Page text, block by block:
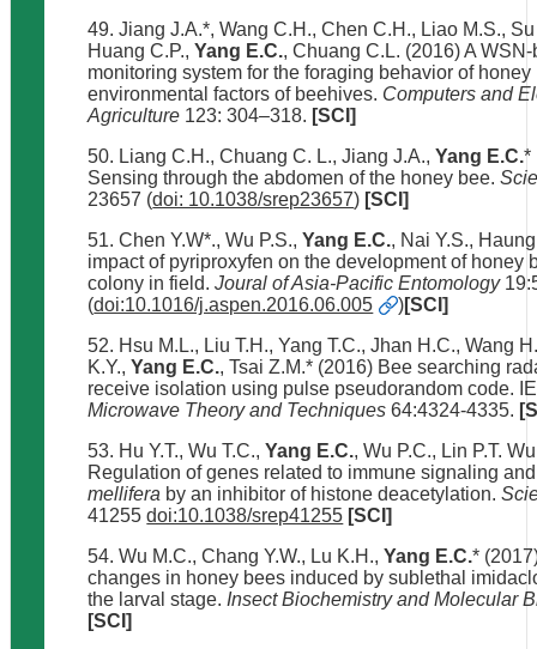
49. Jiang J.A.*, Wang C.H., Chen C.H., Liao M.S.,
Huang C.P.,Yang E.C., Chuang C.L. (2016) A
monitoring system for the foraging behavior of honey
environmental factors of beehives. Computers and
Agriculture 123: 304–318. [SCI]
50. Liang C.H., Chuang C. L., Jiang J.A.,Yang E.C.*
Sensing through the abdomen of the honey bee.
23657 (doi: 10.1038/srep23657) [SCI]
51. Chen Y.W*., Wu P.S.,Yang E.C., Nai Y.S.,
impact of pyriproxyfen on the development of honey
colony in field.Joural of Asia-Pacific Entomology
(doi:10.1016/j.aspen.2016.06.005 )[SCI]
52. Hsu M.L., Liu T.H., Yang T.C., Jhan H.C., Wang
K.Y.,Yang E.C., Tsai Z.M.* (2016) Bee searching
receive isolation using pulse pseudorandom code.
Microwave Theory and Techniques 64:4324-4335.
53. Hu Y.T., Wu T.C.,Yang E.C., Wu P.C., Lin P.T.
Regulation of genes related to immune signaling
mellifera by an inhibitor of histone deacetylation.
41255doi:10.1038/srep41255 [SCI]
54. Wu M.C., Chang Y.W., Lu K.H.,Yang E.C.*
changes in honey bees induced by sublethal
the larval stage. Insect Biochemistry and Molecular
[SCI]